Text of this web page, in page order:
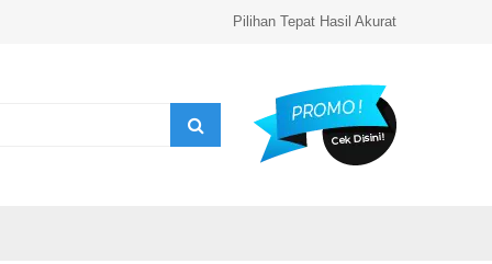
Pilihan Tepat Hasil Akurat